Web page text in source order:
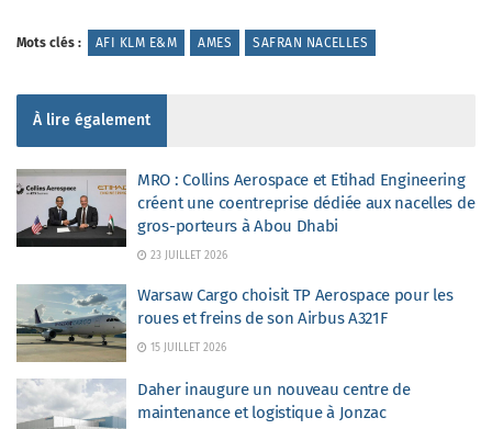
Mots clés : AFI KLM E&M AMES SAFRAN NACELLES
À lire également
MRO : Collins Aerospace et Etihad Engineering
créent une coentreprise dédiée aux nacelles de
gros-porteurs à Abou Dhabi
23 JUILLET 2026
Warsaw Cargo choisit TP Aerospace pour les
roues et freins de son Airbus A321F
15 JUILLET 2026
Daher inaugure un nouveau centre de
maintenance et logistique à Jonzac